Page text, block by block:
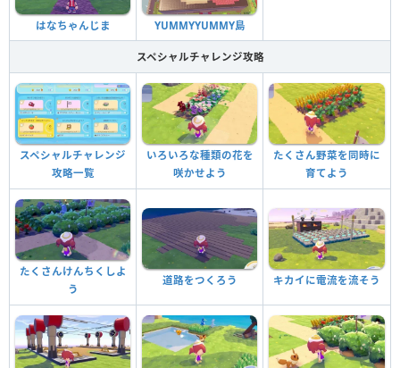
はなちゃんじま YUMMYYUMMY島
スペシャルチャレンジ攻略
スペシャルチャレンジ
攻略一覧
いろいろな種類の花を
咲かせよう
たくさん野菜を同時に
育てよう
たくさんけんちくしよ
う
道路をつくろう キカイに電流を流そう